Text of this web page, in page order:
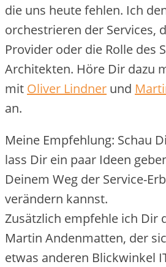
die uns heute fehlen. Ich
orchestrieren der Services,
Provider oder die Rolle des
Architekten. Höre Dir dazu
mit Oliver Lindner und
an.
Meine Empfehlung: Schau
lass Dir ein paar Ideen
Deinem Weg der Service-
verändern kannst.
Zusätzlich empfehle ich Dir
Martin Andenmatten, der
etwas anderen Blickwinkel